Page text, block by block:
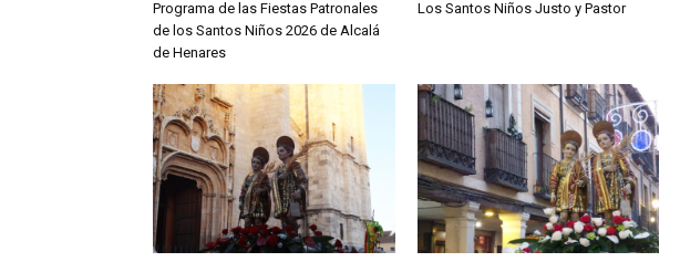
Programa de las Fiestas Patronales
de los Santos Niños 2026 de Alcalá
de Henares
Los Santos Niños Justo y Pastor